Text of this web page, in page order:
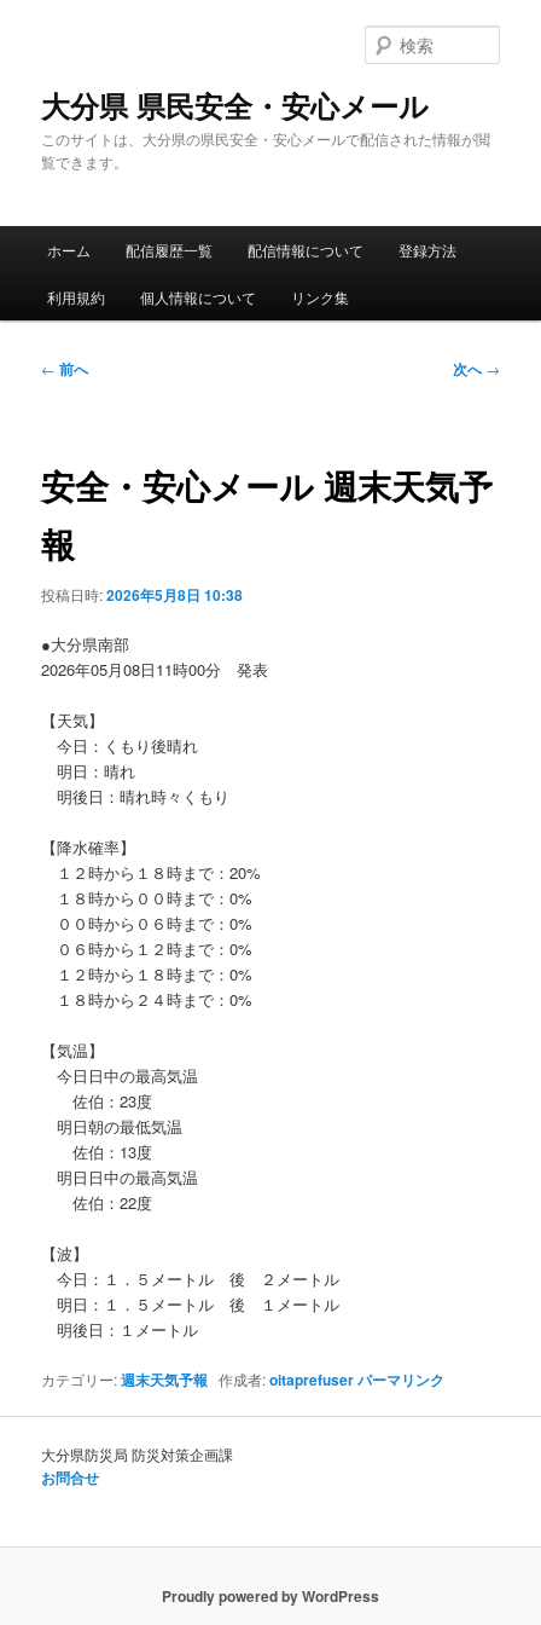
大分県 県民安全・安心メール
このサイトは、大分県の県民安全・安心メールで配信された情報が閲
覧できます。
索
メ
ホーム 配信履歴一覧 配信情報について 登録方法
利用規約 個人情報について リンク集
投
ゲ
ー
ョ
ン
← 前へ 次へ→
安全・安心メール 週末天気予
報
投稿日時:2026年5月8日 10:38
●大分県南部
2026年05月08日11時00分 発表
【天気】
今日：くもり後晴れ
明日：晴れ
明後日：晴れ時々くもり
【降水確率】
１２時から１８時まで：20%
１８時から００時まで：0%
００時から０６時まで：0%
０６時から１２時まで：0%
１２時から１８時まで：0%
１８時から２４時まで：0%
【気温】
今日日中の最高気温
佐伯：23度
明日朝の最低気温
佐伯：13度
明日日中の最高気温
佐伯：22度
【波】
今日：１．５メートル 後 ２メートル
明日：１．５メートル 後 １メートル
明後日：１メートル
カテゴリー:週末天気予報 作成者:oitaprefuserパーマリンク
大分県防災局 防災対策企画課
お問合せ
Proudly powered by WordPress